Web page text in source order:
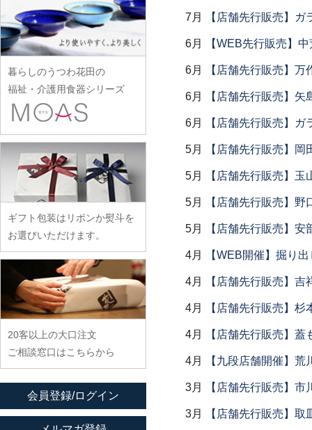
7月 【店舗先行販売】ガ
6月 【WEB先行販売】
6月 【店舗先行販売】万
6月 【店舗先行販売】
6月 【店舗先行販売】ガ
5月 【店舗先行販売】岡
5月 【店舗先行販売】
5月 【店舗先行販売】野
5月 【店舗先行販売】
4月 【WEB開催】掘り
4月 【店舗先行販売】吉
4月 【店舗先行販売】
4月 【店舗先行販売】蓋
4月 【九段店舗開催】荒
3月 【店舗先行販売】
3月 【店舗先行販売】取
和泉良法
市川知也
伊藤聡信
伊藤孝英
井銅心平
稲村真耶
イム サエム
イレヤガラス
岩舘隆（浄法寺）
臼田けい子
海野裕
浦陽子
遠藤マサヒロ
大井寛史
大久保公太郎
大沢和義
大平新五
大前史
大和田友香
工藤和彦
熊谷峻
小泉敦信
こいずみみゆき
古賀雄二郎
小寺暁洋
小林巧征
小牧広平
近藤亮介
鈴木涼子
須谷窯
滴生舎
土井康治朗
土井宏友
陶房独歩炎
徳永遊心
富山孝一
土本訓寛・土本久美子
野口悦士
日高直子
ヒヅミ峠舎
樋山真弓
平岡正弘
平林秀幸
廣野俊彦
廣政毅
ふじい製作所
藤崎均
藤田永子
藤塚光男
ほたる窯
堀畑蘭
みずのみさ
光井威善
三留舞
宮岡麻衣子
宮崎孝彦
三輪周太郎
武曽健一
村田森
村田菜穂美
木工ヤマニ
森知恵子
森悠紀子
森下綾
Yu-ten
雪ノ浦裕一
吉岡将弐
吉田学
余宮隆
暮らしのうつわ花田の
福祉・介護用食器シリーズ
ギフト包装はリボンか熨斗を
お選びいただけます。
20客以上の大口注文
ご相談窓口はこちらから
会員登録/ログイン